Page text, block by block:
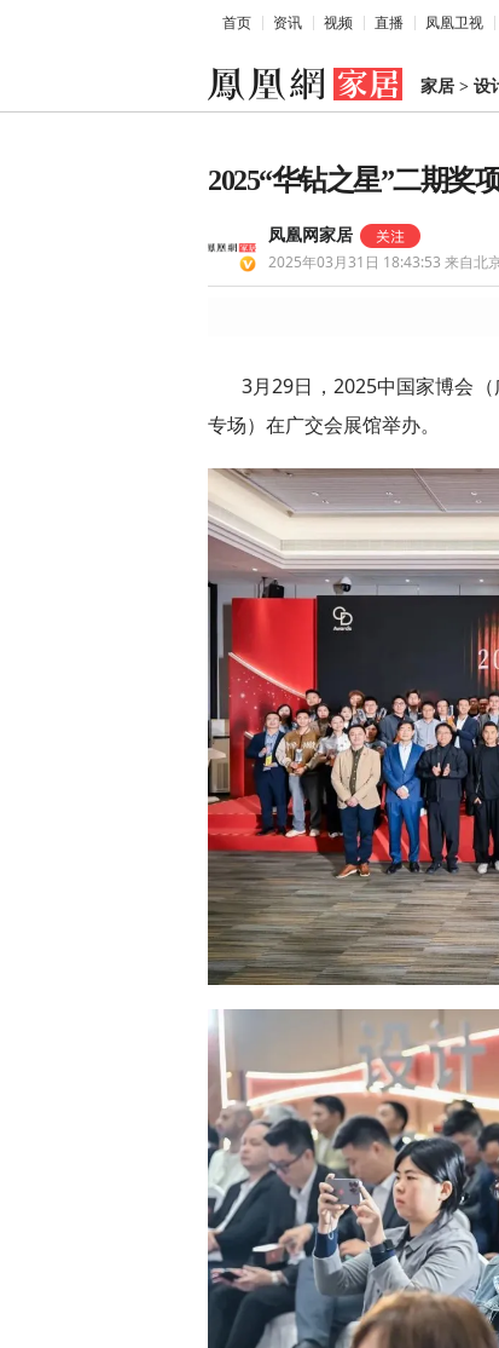
首页 资讯 视频 直播 凤凰卫视
家居 > 设
2025“华钻之星”二期奖
凤凰网家居
2025年03月31日 18:43:53 来自北
3月29日，2025中国家博会
专场）在广交会展馆举办。